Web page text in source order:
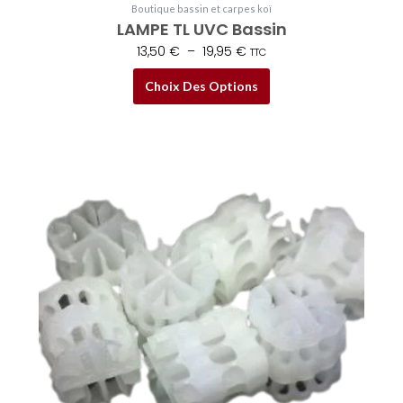
Boutique bassin et carpes koï
LAMPE TL UVC Bassin
13,50 € – 19,95 € TTC
Choix Des Options